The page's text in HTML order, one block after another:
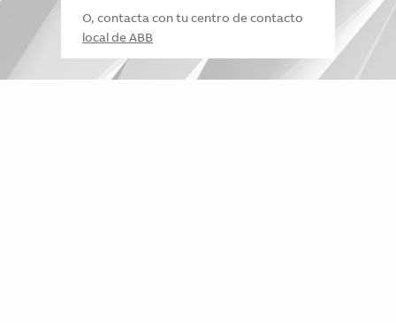
O, contacta con tu centro de contacto
local de ABB